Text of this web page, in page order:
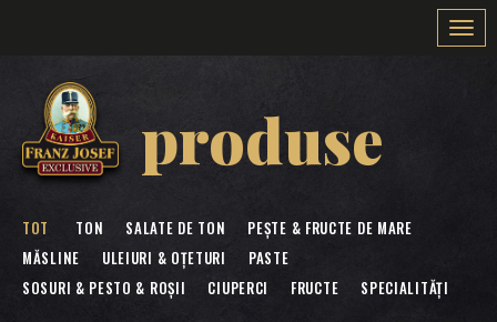
produse
TOT TON SALATE DE TON
PEȘTE & FRUCTE DE MARE
MĂSLINE
ULEIURI & OȚETURI
PASTE
SOSURI & PESTO & ROȘII
CIUPERCI FRUCTE SPECIALITĂȚI